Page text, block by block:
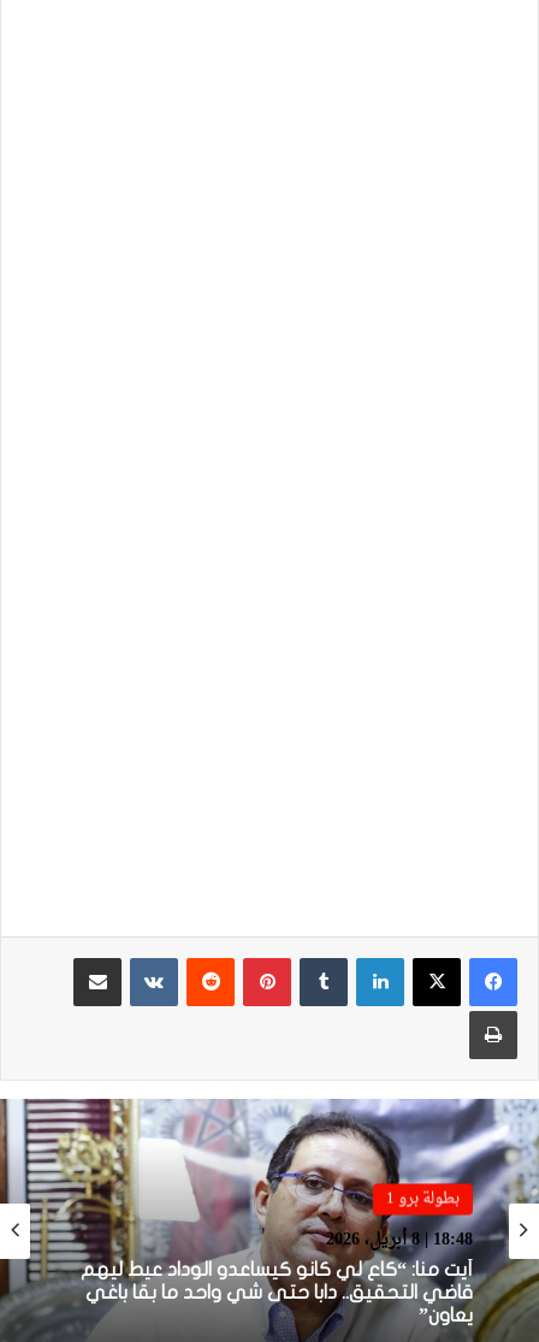
لينكدإن بينتيريست
مشاركة عبر البريد
طباعة
بطولة برو 1
18:48 | 8 أبريل، 2026
بطولة برو 1
22:23 | 6 أبريل، 2026
توالي النتائج السلبية يلاحق الوداد الرياضي بعد
تعادل جديد أمام الدفاع الحسني الجديدي